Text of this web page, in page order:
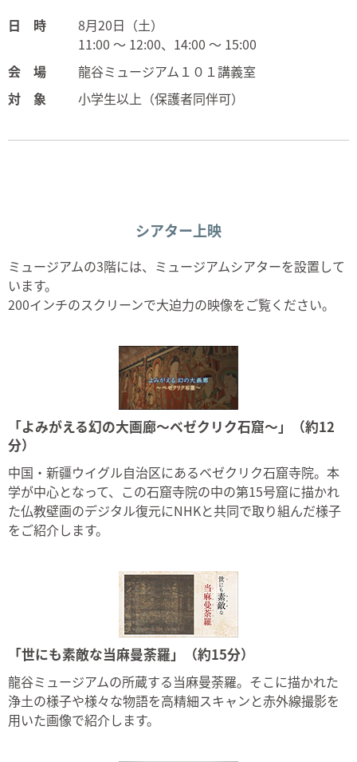
日 時
8月20日（土）
11:00 ～ 12:00、14:00 ～ 15:00
会 場
龍谷ミュージアム１０１講義室
対 象
小学生以上（保護者同伴可）
シアター上映
ミュージアムの3階には、ミュージアムシアターを設置して
います。
200インチのスクリーンで大迫力の映像をご覧ください。
「よみがえる幻の大画廊～ベゼクリク石窟～」（約12
分）
中国・新疆ウイグル自治区にあるベゼクリク石窟寺院。本
学が中心となって、この石窟寺院の中の第15号窟に描かれ
た仏教壁画のデジタル復元にNHKと共同で取り組んだ様子
をご紹介します。
「世にも素敵な当麻曼荼羅」（約15分）
龍谷ミュージアムの所蔵する当麻曼荼羅。そこに描かれた
浄土の様子や様々な物語を高精細スキャンと赤外線撮影を
用いた画像で紹介します。